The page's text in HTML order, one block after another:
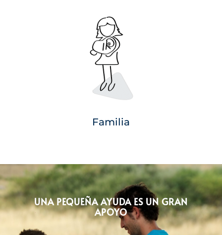
Familia
UNA PEQUEÑA AYUDA ES UN GRAN
APOYO